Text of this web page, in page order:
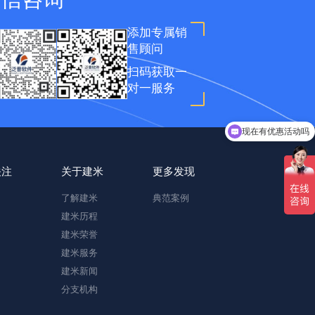
添加专属销
售顾问
扫码获取一
对一服务
关于建米
了解建米
建米历程
建米荣誉
建米服务
建米新闻
分支机构
更多发现
典范案例
现在有优惠活动吗